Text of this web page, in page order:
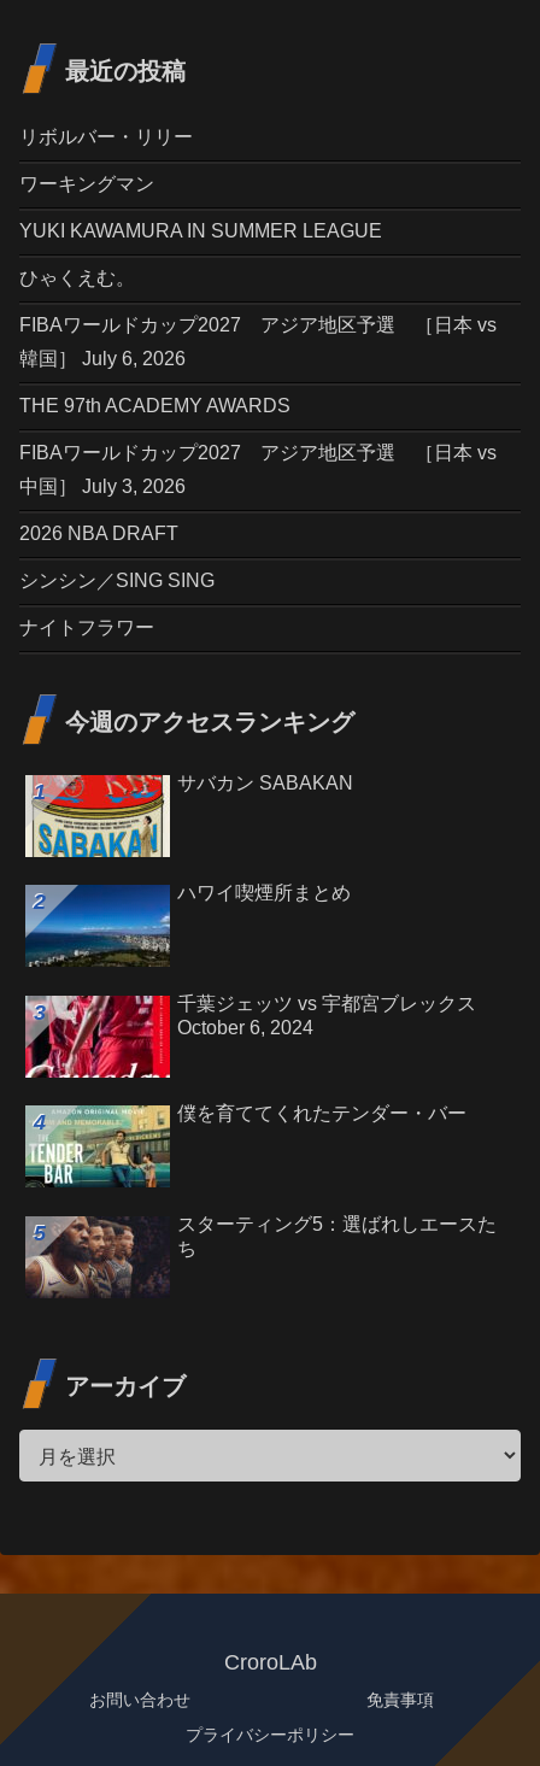
最近の投稿
リボルバー・リリー
ワーキングマン
YUKI KAWAMURA IN SUMMER LEAGUE
ひゃくえむ。
FIBAワールドカップ2027 アジア地区予選 ［日本 vs
韓国］ July 6, 2026
THE 97th ACADEMY AWARDS
FIBAワールドカップ2027 アジア地区予選 ［日本 vs
中国］ July 3, 2026
2026 NBA DRAFT
シンシン／SING SING
ナイトフラワー
今週のアクセスランキング
サバカン SABAKAN
ハワイ喫煙所まとめ
千葉ジェッツ vs 宇都宮ブレックス
October 6, 2024
僕を育ててくれたテンダー・バー
スターティング5：選ばれしエースた
ち
アーカイブ
CroroLAb
お問い合わせ
免責事項
プライバシーポリシー